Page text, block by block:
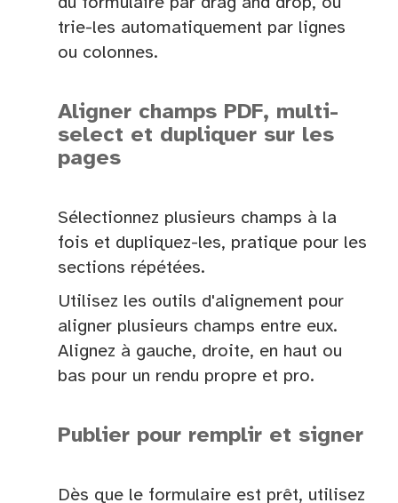
trie-les automatiquement par lignes
ou colonnes.
Aligner champs PDF, multi-
select et dupliquer sur les
pages
Sélectionnez plusieurs champs à la
fois et dupliquez-les, pratique pour les
sections répétées.
Utilisez les outils d'alignement pour
aligner plusieurs champs entre eux.
Alignez à gauche, droite, en haut ou
bas pour un rendu propre et pro.
Publier pour remplir et signer
Dès que le formulaire est prêt, utilisez